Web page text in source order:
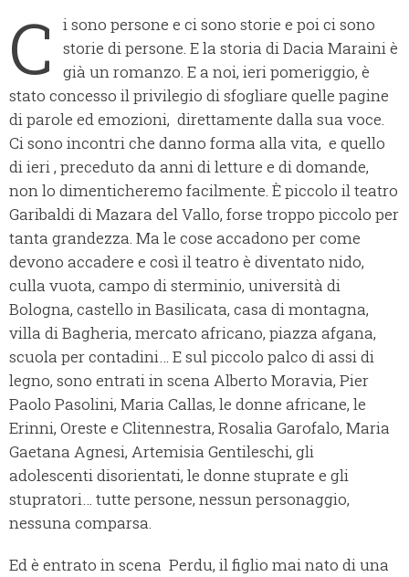
C
i sono persone e ci sono storie e poi ci sono
storie di persone. E la storia di Dacia Maraini è
già un romanzo. E a noi, ieri pomeriggio, è
stato concesso il privilegio di sfogliare quelle pagine
di parole ed emozioni, direttamente dalla sua voce.
Ci sono incontri che danno forma alla vita, e quello
di ieri , preceduto da anni di letture e di domande,
non lo dimenticheremo facilmente. È piccolo il teatro
Garibaldi di Mazara del Vallo, forse troppo piccolo per
tanta grandezza. Ma le cose accadono per come
devono accadere e così il teatro è diventato nido,
culla vuota, campo di sterminio, università di
Bologna, castello in Basilicata, casa di montagna,
villa di Bagheria, mercato africano, piazza afgana,
scuola per contadini… E sul piccolo palco di assi di
legno, sono entrati in scena Alberto Moravia, Pier
Paolo Pasolini, Maria Callas, le donne africane, le
Erinni, Oreste e Clitennestra, Rosalia Garofalo, Maria
Gaetana Agnesi, Artemisia Gentileschi, gli
adolescenti disorientati, le donne stuprate e gli
stupratori… tutte persone, nessun personaggio,
nessuna comparsa.
Ed è entrato in scena Perdu, il figlio mai nato di una